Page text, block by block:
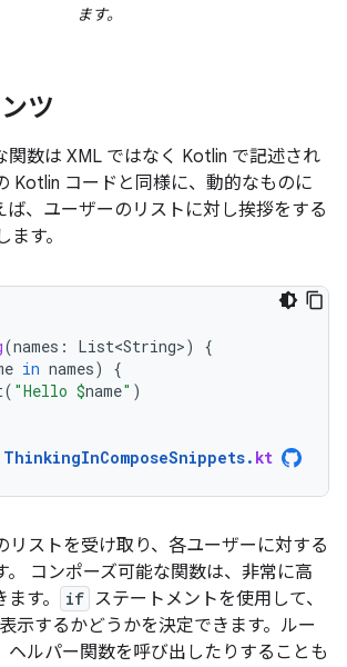
ます。
ツ
関数は XML ではなく Kotlin で記述され
Kotlin コードと同様に、動的なものに
ば、ユーザーのリストに対し挨拶をする
す。
(names : List<String>)
{
in names)
{
( "Hello $name" )
ThinkingInComposeSnippets. kt
リストを受け取り、各ユーザーに対する
。 コンポーズ可能な関数は、非常に高
す。
if ステートメントを使用して、
示するかどうかを決定できます。ルー
ヘルパー関数を呼び出したりすることも